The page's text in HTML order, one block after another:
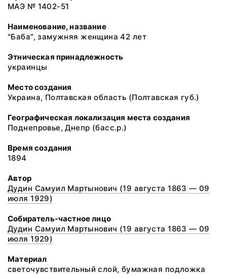
МАЭ № 1402-51
Наименование, название
"Баба", замужняя женщина 42 лет
Этническая принадлежность
украинцы
Место создания
Украина, Полтавская область (Полтавская губ.)
Географическая локализация места создания
Поднепровье, Днепр (басс.р.)
Время создания
1894
Автор
Дудин Самуил Мартынович (19 августа 1863 — 09
июля 1929)
Собиратель-частное лицо
Дудин Самуил Мартынович (19 августа 1863 — 09
июля 1929)
Материал
светочувствительный слой, бумажная подложка